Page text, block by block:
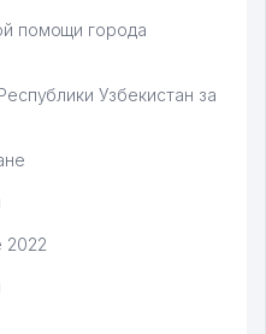
помощи города
Узбекистан за
2022